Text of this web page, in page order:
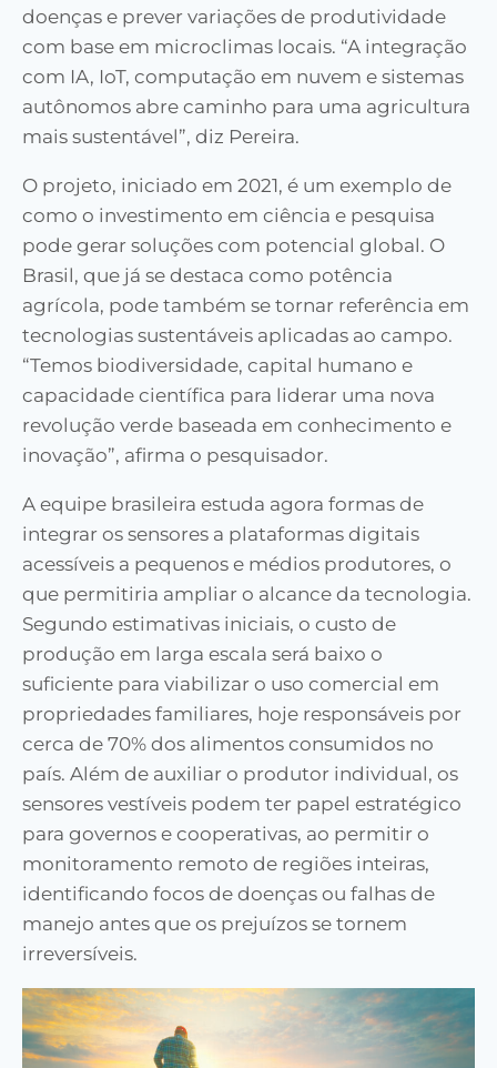
doenças e prever variações de produtividade
com base em microclimas locais. “A integração
com IA, IoT, computação em nuvem e sistemas
autônomos abre caminho para uma agricultura
mais sustentável”, diz Pereira.
O projeto, iniciado em 2021, é um exemplo de
como o investimento em ciência e pesquisa
pode gerar soluções com potencial global. O
Brasil, que já se destaca como potência
agrícola, pode também se tornar referência em
tecnologias sustentáveis aplicadas ao campo.
“Temos biodiversidade, capital humano e
capacidade científica para liderar uma nova
revolução verde baseada em conhecimento e
inovação”, afirma o pesquisador.
A equipe brasileira estuda agora formas de
integrar os sensores a plataformas digitais
acessíveis a pequenos e médios produtores, o
que permitiria ampliar o alcance da tecnologia.
Segundo estimativas iniciais, o custo de
produção em larga escala será baixo o
suficiente para viabilizar o uso comercial em
propriedades familiares, hoje responsáveis por
cerca de 70% dos alimentos consumidos no
país. Além de auxiliar o produtor individual, os
sensores vestíveis podem ter papel estratégico
para governos e cooperativas, ao permitir o
monitoramento remoto de regiões inteiras,
identificando focos de doenças ou falhas de
manejo antes que os prejuízos se tornem
irreversíveis.